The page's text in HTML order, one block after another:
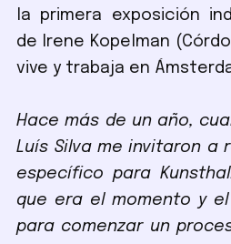
la primera exposición
de Irene Kopelman
vive y trabaja en
Hace más de un año,
Luís Silva me invitaron a
específico para
que era el momento y
para comenzar un